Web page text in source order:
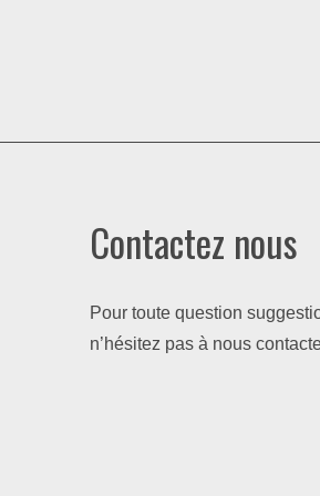
Contactez nous
Pour toute question
n’hésitez pas à nous